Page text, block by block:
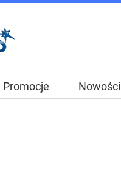
Promocje Nowości